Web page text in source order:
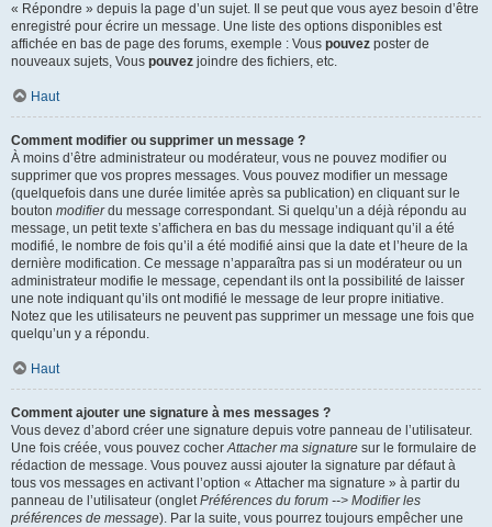
« Répondre » depuis la page d’un sujet. Il se peut que vous ayez besoin d’être
enregistré pour écrire un message. Une liste des options disponibles est
affichée en bas de page des forums, exemple : Vous pouvez poster de
nouveaux sujets, Vous pouvez joindre des fichiers, etc.
Haut
Comment modifier ou supprimer un message ?
À moins d’être administrateur ou modérateur, vous ne pouvez modifier ou
supprimer que vos propres messages. Vous pouvez modifier un message
(quelquefois dans une durée limitée après sa publication) en cliquant sur le
bouton modifierdu message correspondant. Si quelqu’un a déjà répondu au
message, un petit texte s’affichera en bas du message indiquant qu’il a été
modifié, le nombre de fois qu’il a été modifié ainsi que la date et l’heure de la
dernière modification. Ce message n’apparaîtra pas si un modérateur ou un
administrateur modifie le message, cependant ils ont la possibilité de laisser
une note indiquant qu’ils ont modifié le message de leur propre initiative.
Notez que les utilisateurs ne peuvent pas supprimer un message une fois que
quelqu’un y a répondu.
Haut
Comment ajouter une signature à mes messages ?
Vous devez d’abord créer une signature depuis votre panneau de l’utilisateur.
Une fois créée, vous pouvez cocherAttacher ma signature sur le formulaire de
rédaction de message. Vous pouvez aussi ajouter la signature par défaut à
tous vos messages en activant l’option « Attacher ma signature » à partir du
panneau de l’utilisateur (ongletPréférences du forum --> Modifier les
préférences de message). Par la suite, vous pourrez toujours empêcher une